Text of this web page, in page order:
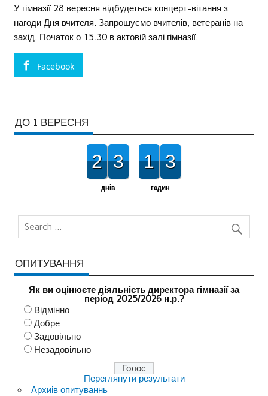
У гімназії 28 вересня відбудеться концерт-вітання з
нагоди Дня вчителя. Запрошуємо вчителів, ветеранів на
захід. Початок о 15.30 в актовій залі гімназії.
Facebook
ДО 1 ВЕРЕСНЯ
2 3
днів
1 3
годин
ОПИТУВАННЯ
Як ви оцінюєте діяльність директора гімназії за
період 2025/2026 н.р.?
Відмінно
Добре
Задовільно
Незадовільно
Переглянути результати
Архиів опитуваннь